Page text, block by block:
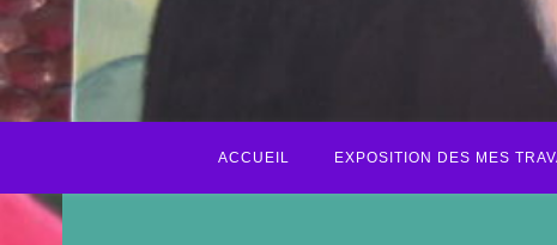
ACCUEIL EXPOSITION DES MES